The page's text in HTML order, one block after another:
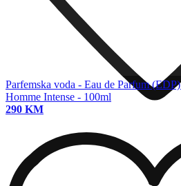
Parfemska voda - Eau de Parfum (EDP)
Homme Intense - 100ml
290 KM